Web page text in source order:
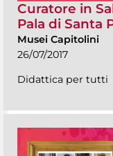
Curatore in
Pala di Santa
Musei Capitolini
26/07/2017
Didattica per tutti